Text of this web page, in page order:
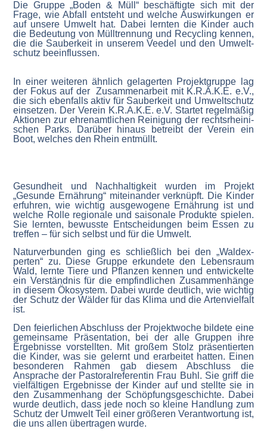
Die Gruppe „Boden & Müll“ beschäf­tigte sich mit der
Frage, wie Abfall entsteht und welche Auswir­kungen er
auf unsere Umwelt hat. Dabei lernten die Kinder auch
die Bedeutung von Mülltrennung und Recycling kennen,
die die Sauberkeit in unserem Veedel und den Umwelt­
schutz beein­flussen.
In einer weiteren ähnlich gelagerten Projekt­gruppe lag
der Fokus auf der Zusam­men­arbeit mit K.R.A.K.E. e.V.,
die sich ebenfalls aktiv für Sauberkeit und Umwelt­schutz
einsetzen. Der Verein K.R.A.K.E. e.V. Startet regel­mäßig
Aktionen zur ehren­amt­lichen Reinigung der rechts­rhei­ni­
schen Parks. Darüber hinaus betreibt der Verein ein
Boot, welches den Rhein entmüllt.
Gesundheit und Nachhal­tigkeit wurden im Projekt
„Gesunde Ernährung“ mitein­ander verknüpft. Die Kinder
erfuhren, wie wichtig ausge­wogene Ernährung ist und
welche Rolle regionale und saisonale Produkte spielen.
Sie lernten, bewusste Entschei­dungen beim Essen zu
treffen – für sich selbst und für die Umwelt.
Natur­ver­bunden ging es schließlich bei den „Waldex­
perten“ zu. Diese Gruppe erkundete den Lebensraum
Wald, lernte Tiere und Pflanzen kennen und entwi­ckelte
ein Verständnis für die empfind­lichen Zusam­men­hänge
in diesem Ökosystem. Dabei wurde deutlich, wie wichtig
der Schutz der Wälder für das Klima und die Arten­vielfalt
ist.
Den feier­lichen Abschluss der Projekt­woche bildete eine
gemeinsame Präsen­tation, bei der alle Gruppen ihre
Ergeb­nisse vorstellten. Mit großem Stolz präsen­tierten
die Kinder, was sie gelernt und erarbeitet hatten. Einen
beson­deren Rahmen gab diesem Abschluss die
Ansprache der Pasto­ral­re­fe­rentin Frau Buhl. Sie griff die
vielfäl­tigen Ergeb­nisse der Kinder auf und stellte sie in
den Zusam­menhang der Schöp­fungs­ge­schichte. Dabei
wurde deutlich, dass jede noch so kleine Handlung zum
Schutz der Umwelt Teil einer größeren Verant­wortung ist,
die uns allen übertragen wurde.